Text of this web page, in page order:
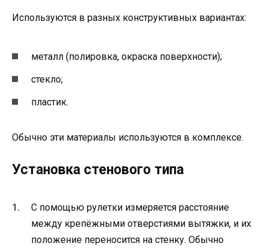
Используются в разных конструктивных вариантах:
металл (полировка, окраска поверхности);
стекло;
пластик.
Обычно эти материалы используются в комплексе.
Установка стенового типа
С помощью рулетки измеряется расстояние
между крепёжными отверстиями вытяжки, и их
положение переносится на стенку. Обычно